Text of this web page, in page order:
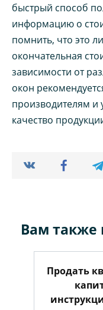
быстрый способ
информацию о
помнить, что это
окончательная
зависимости от
окон
производителям и
качество
Вам также
Продать